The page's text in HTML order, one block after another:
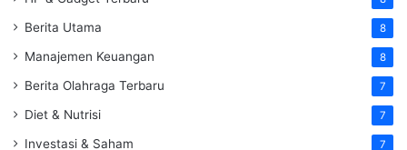
Berita Utama 8
Manajemen Keuangan 8
Berita Olahraga Terbaru 7
Diet & Nutrisi 7
Investasi & Saham 7